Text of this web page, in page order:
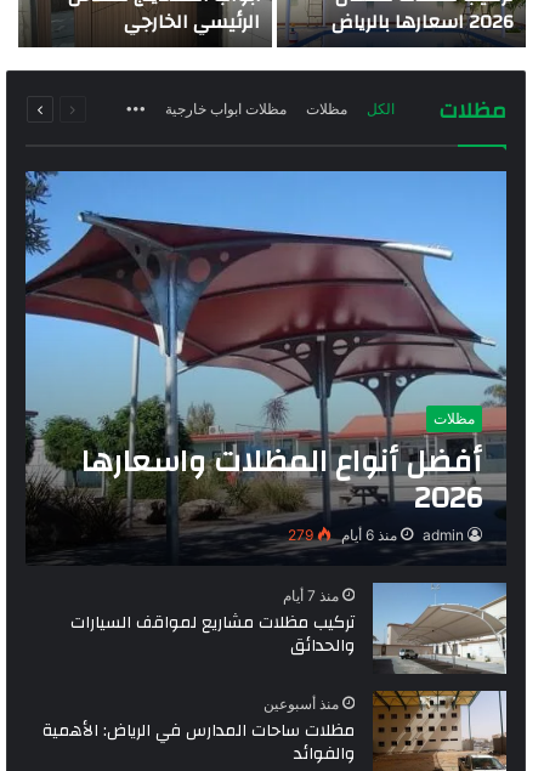
2026 اسعارها بالرياض الرئيسي الخارجي
مظلات الكل مظلات مظلات ابواب خارجية
الصفحة
مظلات
أفضل أنواع المظلات واسعارها
2026
admin منذ 6 أيام 279
منذ 7 أيام
تركيب مظلات مشاريع لمواقف السيارات
والحدائق
منذ أسبوعين
مظلات ساحات المدارس في الرياض: الأهمية
والفوائد